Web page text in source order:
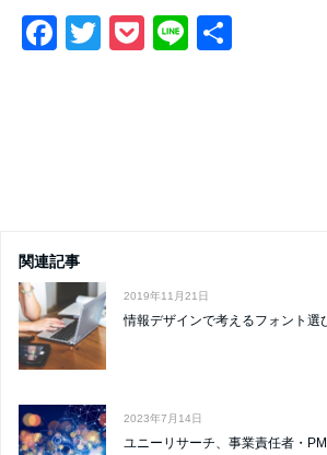
a
c
wi
tt
o
ck
n
e
F
k
T
P
Li
関連記事
2019年11月21日
情報デザインで考えるフォント選
2023年7月14日
ユニーリサーチ、事業責任者・